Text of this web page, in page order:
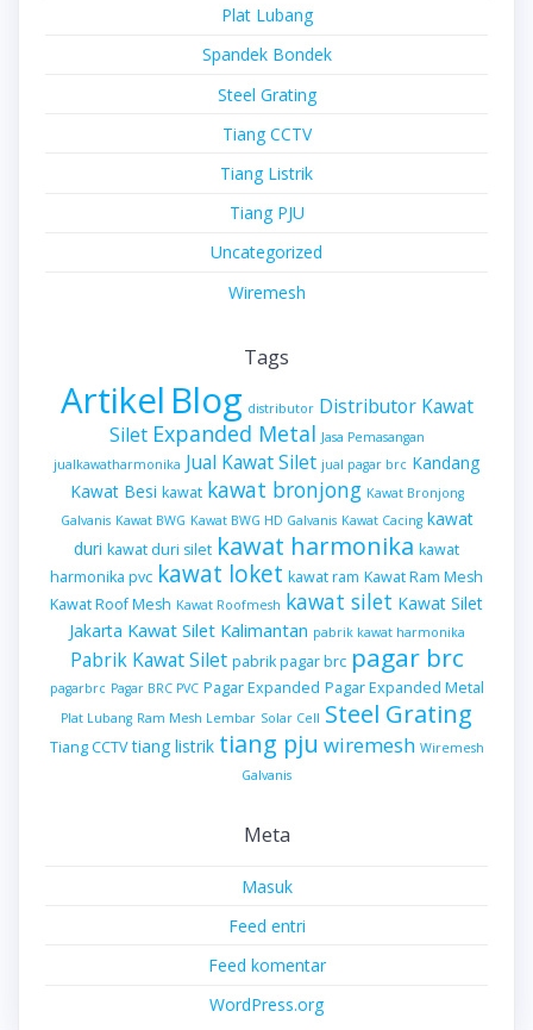
Plat Lubang
Spandek Bondek
Steel Grating
Tiang CCTV
Tiang Listrik
Tiang PJU
Uncategorized
Wiremesh
Tags
Artikel Blog distributor Distributor Kawat
Silet Expanded Metal Jasa Pemasangan
jualkawatharmonika Jual Kawat Silet jual pagar brc Kandang
Kawat Besi kawat kawat bronjong Kawat Bronjong
Galvanis Kawat BWG Kawat BWG HD Galvanis Kawat Cacing kawat
duri kawat duri silet kawat harmonika kawat
harmonika pvc kawat loket kawat ram Kawat Ram Mesh
Kawat Roof Mesh Kawat Roofmesh kawat silet Kawat Silet
Jakarta Kawat Silet Kalimantan pabrik kawat harmonika
Pabrik Kawat Silet pabrik pagar brc pagar brc
pagarbrc Pagar BRC PVC Pagar Expanded Pagar Expanded Metal
Plat Lubang Ram Mesh Lembar Solar Cell Steel Grating
Tiang CCTV tiang listrik tiang pju wiremesh Wiremesh
Galvanis
Meta
Masuk
Feed entri
Feed komentar
WordPress.org